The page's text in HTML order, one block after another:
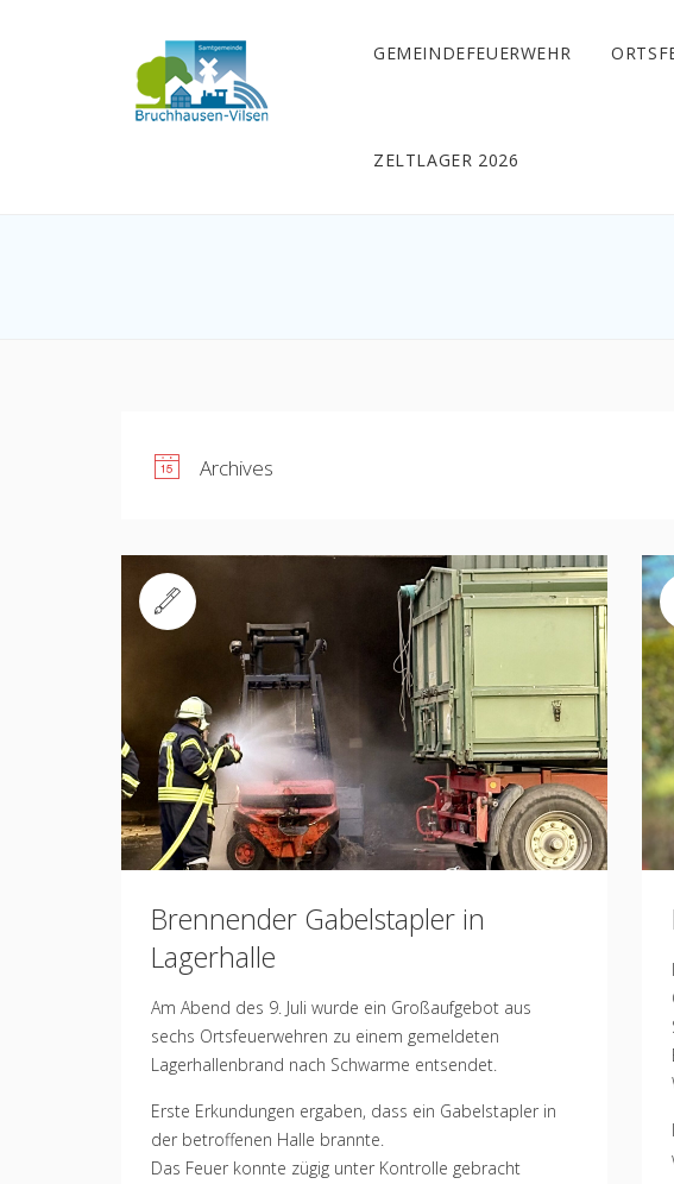
GEMEINDEFEUERWEHR
ZELTLAGER 2026
Archives
Brennender Gabelstapler in
Lagerhalle
Am Abend des 9. Juli wurde ein Großaufgebot aus
sechs Ortsfeuerwehren zu einem gemeldeten
Lagerhallenbrand nach Schwarme entsendet.
Erste Erkundungen ergaben, dass ein Gabelstapler in
der betroffenen Halle brannte.
Das Feuer konnte zügig unter Kontrolle gebracht